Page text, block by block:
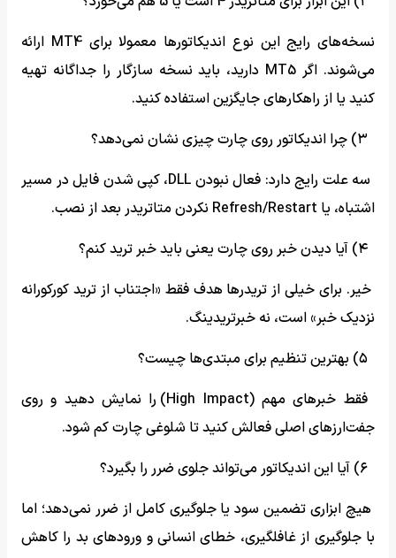
نسخه‌های رایج این نوع اندیکاتورها معمولا برای MT4 ارائه
می‌شوند. اگر MT5 دارید، باید نسخه سازگار را جداگانه تهیه
کنید یا از راهکارهای جایگزین استفاده کنید.
سه علت رایج دارد: فعال نبودن DLL، کپی شدن فایل در مسیر
اشتباه، یا Refresh/Restart نکردن متاتریدر بعد از نصب.
خیر. برای خیلی از تریدرها هدف فقط «اجتناب از ترید کورکورانه
نزدیک خبر» است، نه خبرتریدینگ.
فقط خبرهای مهم (High Impact) را نمایش دهید و روی
جفت‌ارزهای اصلی فعالش کنید تا شلوغی چارت کم شود.
هیچ ابزاری تضمین سود یا جلوگیری کامل از ضرر نمی‌دهد؛ اما
با جلوگیری از غافلگیری، خطای انسانی و ورودهای بد را کاهش